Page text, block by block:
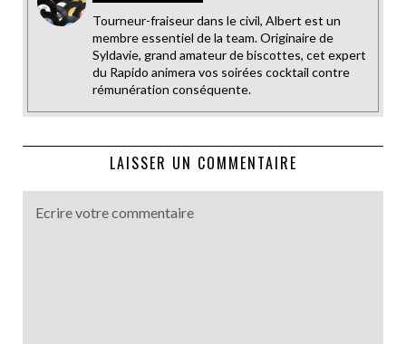
Tourneur-fraiseur dans le civil, Albert est un
membre essentiel de la team. Originaire de
Syldavie, grand amateur de biscottes, cet expert
du Rapido animera vos soirées cocktail contre
rémunération conséquente.
LAISSER UN COMMENTAIRE